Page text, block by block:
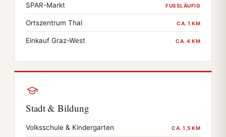
SPAR-Markt FUSSLÄUFIG
Ortszentrum Thal CA. 1 KM
Einkauf Graz-West CA. 4 KM
Stadt & Bildung
Volksschule & Kindergarten CA. 1,5 KM